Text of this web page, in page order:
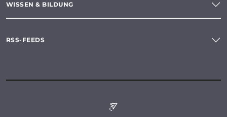
WISSEN & BILDUNG
RSS-FEEDS